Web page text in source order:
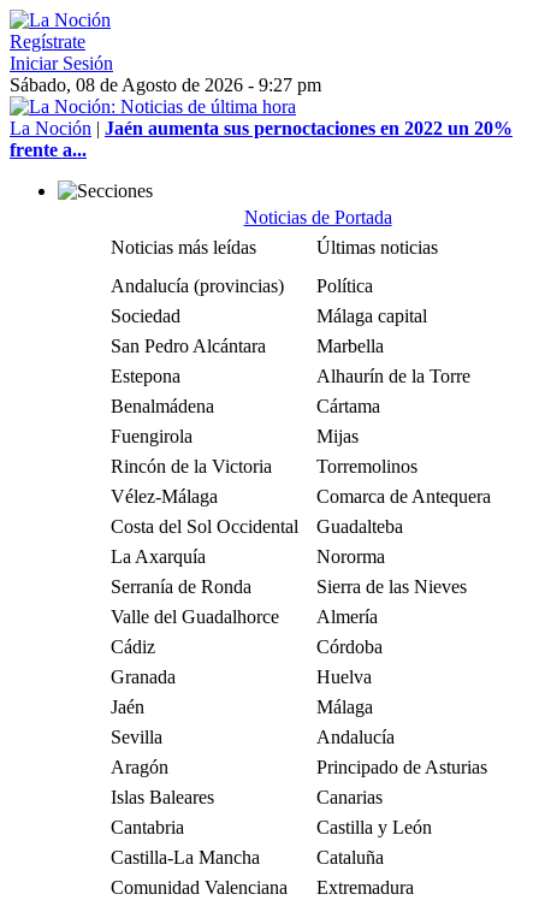
Regístrate
Iniciar Sesión
Sábado, 08 de Agosto de 2026 - 9:27 pm
La Noción | Jaén aumenta sus pernoctaciones en 2022 un 20%
frente a...
Noticias de Portada
Noticias más leídas
Últimas noticias
Andalucía (provincias)
Política
Sociedad
Málaga capital
San Pedro Alcántara
Marbella
Estepona
Alhaurín de la Torre
Benalmádena
Cártama
Fuengirola
Mijas
Rincón de la Victoria
Torremolinos
Vélez-Málaga
Comarca de Antequera
Costa del Sol Occidental
Guadalteba
La Axarquía
Nororma
Serranía de Ronda
Sierra de las Nieves
Valle del Guadalhorce
Almería
Cádiz
Córdoba
Granada
Huelva
Jaén
Málaga
Sevilla
Andalucía
Aragón
Principado de Asturias
Islas Baleares
Canarias
Cantabria
Castilla y León
Castilla-La Mancha
Cataluña
Comunidad Valenciana
Extremadura